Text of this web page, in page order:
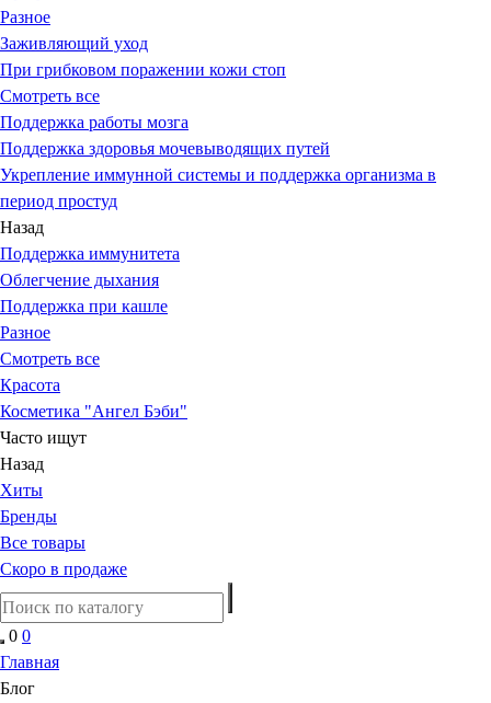
Разное
Заживляющий уход
При грибковом поражении кожи стоп
Смотреть все
Поддержка работы мозга
Поддержка здоровья мочевыводящих путей
Укрепление иммунной системы и поддержка организма в
период простуд
Назад
Поддержка иммунитета
Облегчение дыхания
Поддержка при кашле
Разное
Смотреть все
Красота
Косметика "Ангел Бэби"
Часто ищут
Назад
Хиты
Бренды
Все товары
Скоро в продаже
0 0
Главная
Блог